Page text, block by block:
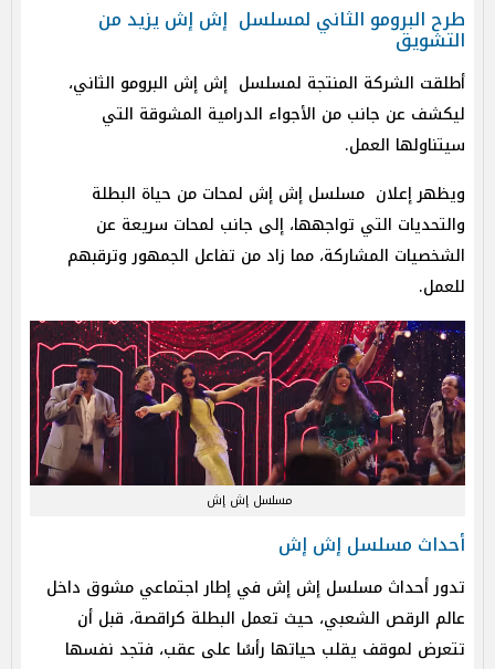
طرح البرومو الثاني لمسلسل إش إش يزيد من
التشويق
أطلقت الشركة المنتجة لمسلسل إش إش البرومو الثاني،
ليكشف عن جانب من الأجواء الدرامية المشوقة التي
سيتناولها العمل.
ويظهر إعلان مسلسل إش إش لمحات من حياة البطلة
والتحديات التي تواجهها، إلى جانب لمحات سريعة عن
الشخصيات المشاركة، مما زاد من تفاعل الجمهور وترقبهم
للعمل.
مسلسل إش إش
أحداث مسلسل إش إش
تدور أحداث مسلسل إش إش في إطار اجتماعي مشوق داخل
عالم الرقص الشعبي، حيث تعمل البطلة كراقصة، قبل أن
تتعرض لموقف يقلب حياتها رأسًا على عقب، فتجد نفسها